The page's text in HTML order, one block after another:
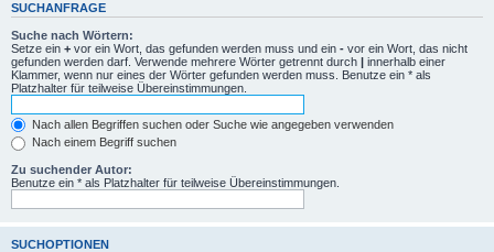
SUCHANFRAGE
Suche nach Wörtern:
Setze ein + vor ein Wort, das gefunden werden muss und ein - vor ein Wort, das nicht
gefunden werden darf. Verwende mehrere Wörter getrennt durch | innerhalb einer
Klammer, wenn nur eines der Wörter gefunden werden muss. Benutze ein * als
Platzhalter für teilweise Übereinstimmungen.
Nach allen Begriffen suchen oder Suche wie angegeben verwenden
Nach einem Begriff suchen
Zu suchender Autor:
Benutze ein * als Platzhalter für teilweise Übereinstimmungen.
SUCHOPTIONEN